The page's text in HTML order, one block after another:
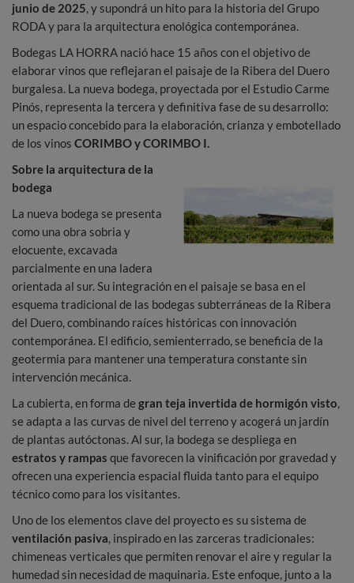
junio de 2025, y supondrá un hito para la historia del Grupo
RODA y para la arquitectura enológica contemporánea.
Bodegas LA HORRA nació hace 15 años con el objetivo de
elaborar vinos que reflejaran el paisaje de la Ribera del Duero
burgalesa. La nueva bodega, proyectada por el Estudio Carme
Pinós, representa la tercera y definitiva fase de su desarrollo:
un espacio concebido para la elaboración, crianza y embotellado
de los vinos CORIMBO y CORIMBO I.
Sobre la arquitectura de la
bodega
La nueva bodega se presenta
como una obra sobria y
elocuente, excavada
parcialmente en una ladera
orientada al sur. Su integración en el paisaje se basa en el
esquema tradicional de las bodegas subterráneas de la Ribera
del Duero, combinando raíces históricas con innovación
contemporánea. El edificio, semienterrado, se beneficia de la
geotermia para mantener una temperatura constante sin
intervención mecánica.
La cubierta, en forma de gran teja invertida de hormigón visto,
se adapta a las curvas de nivel del terreno y acogerá un jardín
de plantas autóctonas. Al sur, la bodega se despliega en
estratos y rampas que favorecen la vinificación por gravedad y
ofrecen una experiencia espacial fluida tanto para el equipo
técnico como para los visitantes.
Uno de los elementos clave del proyecto es su sistema de
ventilación pasiva, inspirado en las zarceras tradicionales:
chimeneas verticales que permiten renovar el aire y regular la
humedad sin necesidad de maquinaria. Este enfoque, junto a la